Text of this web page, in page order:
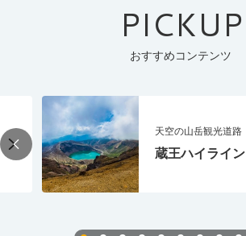
PICKUP
おすすめコンテンツ
天空の山岳観光道路
蔵王ハイライン